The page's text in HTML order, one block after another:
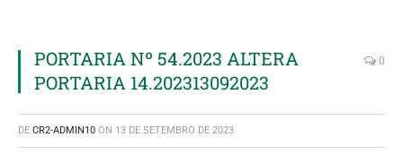
PORTARIA Nº 54.2023 ALTERA
PORTARIA 14.202313092023
0
DE CR2-ADMIN10 ON 13 DE SETEMBRO DE 2023